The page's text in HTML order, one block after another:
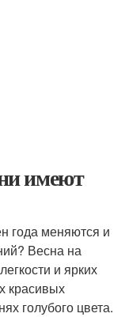
имеют
года меняются и
Весна на
и ярких
красивых
голубого цвета.